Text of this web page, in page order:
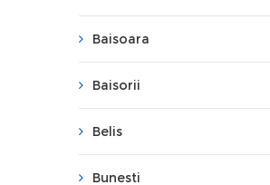
Baisoara
Baisorii
Belis
Bunesti